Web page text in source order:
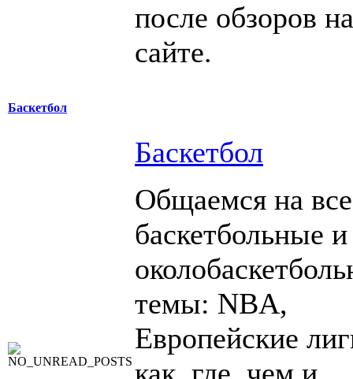
после обзоров на
сайте.
Баскетбол
Баскетбол
Общаемся на все
баскетбольные и
темы: NBA,
Европейские